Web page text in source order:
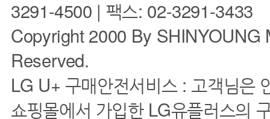
3291-4500 | 팩스: 02-3291-3433
Copyright 2000 By
Reserved.
LG U+ 구매안전서비스 : 고객님은
쇼핑몰에서 가입한 LG유플러스의